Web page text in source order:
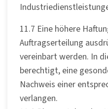
11.7 Eine höhere
Auftragserteilung
vereinbart werden. In
berechtigt, eine
Nachweis einer
verlangen.